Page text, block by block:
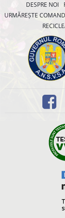
DESPRE NOI
URMĂREȘTE